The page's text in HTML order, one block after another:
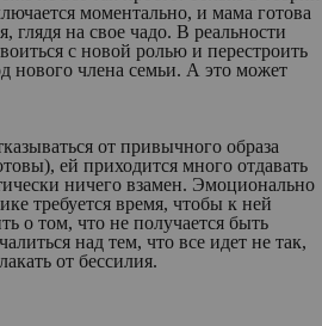
моментально, и мама готова
глядя на свое чадо. В реальности
с новой ролью и перестроить
нового члена семьи. А это может
от привычного образа
ей приходится много отдавать
ничего взамен. Эмоционально
требуется время, чтобы к ней
о том, что не получается быть
над тем, что все идет не так,
от бессилия.